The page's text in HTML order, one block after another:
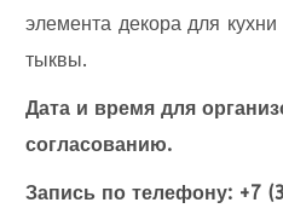
элемента декора для
тыквы.
Дата и время для
согласованию.
Запись по телефону: +7